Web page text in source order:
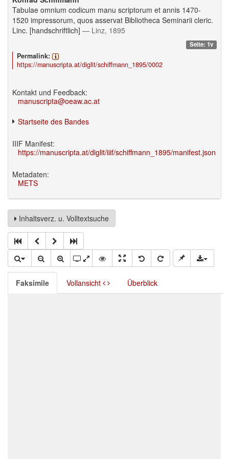
Tabulae omnium codicum manu scriptorum et annis 1470-
1520 impressorum, quos asservat Bibliotheca Seminarii cleric.
Linc. [handschriftlich] — Linz, 1895
Seite: 1v
Permalink:
https://manuscripta.at/diglit/schiffmann_1895/0002
Kontakt und Feedback:
manuscripta@oeaw.ac.at
Startseite des Bandes
IIIF Manifest:
https://manuscripta.at/diglit/iiif/schiffmann_1895/manifest.json
Metadaten:
METS
Inhaltsverz. u. Volltextsuche
Faksimile Vollansicht Überblick